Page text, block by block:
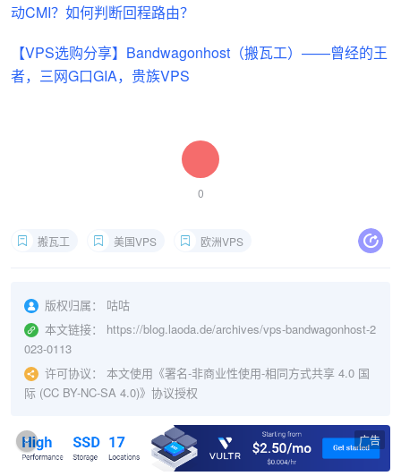
动CMI？如何判断回程路由？
【VPS选购分享】Bandwagonhost（搬瓦工）——曾经的王
者，三网G口GIA，贵族VPS
0
搬瓦工 美国VPS 欧洲VPS
版权归属：
咕咕
本文链接：
https://blog.laoda.de/archives/vps-bandwagonhost-2
023-0113
许可协议：
本文使用《署名-非商业性使用-相同方式共享 4.0 国
际 (CC BY-NC-SA 4.0)》协议授权
× 广告